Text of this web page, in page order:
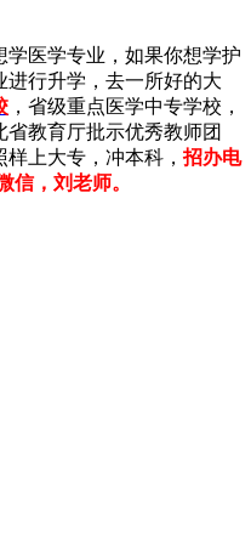
医学专业，如果你想学护
行升学，去一所好的大
，省级重点医学中专学校，
省教育厅批示优秀教师团
上大专，冲本科， 招办电
信，刘老师。